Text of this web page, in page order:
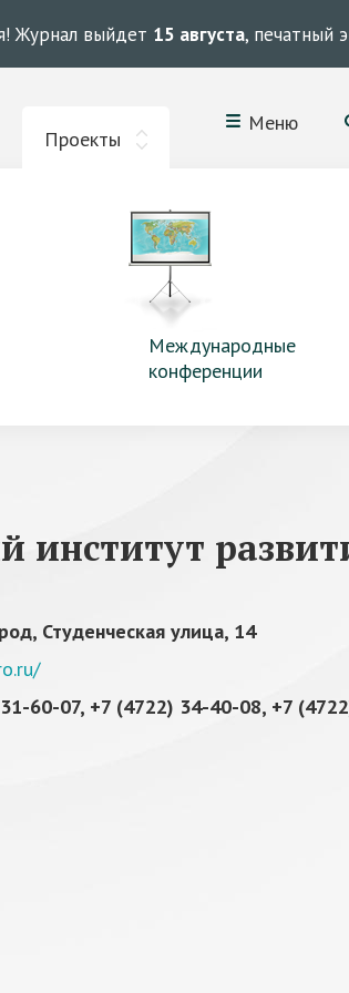
Журнал выйдет 15 августа, печатный
Проекты
Меню
Международные
конференции
институт
Студенческая улица, 14
60-07, +7 (4722) 34-40-08, +7